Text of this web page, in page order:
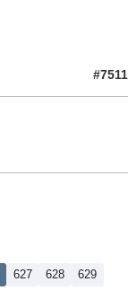
#7511
627 628
629